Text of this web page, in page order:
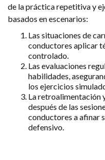
de la práctica repetitiva y
basados en escenarios:
Las situaciones de
conductores aplicar
controlado.
Las evaluaciones
habilidades,
los ejercicios
La retroalimentación
después de las
conductores a afinar
defensivo.